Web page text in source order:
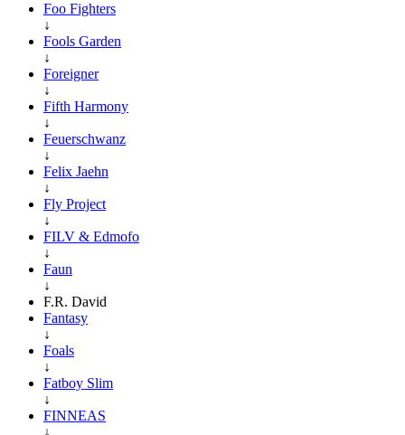
Foo Fighters
↓
Fools Garden
↓
Foreigner
↓
Fifth Harmony
↓
Feuerschwanz
↓
Felix Jaehn
↓
Fly Project
↓
FILV & Edmofo
↓
Faun
↓
F.R. David
Fantasy
↓
Foals
↓
Fatboy Slim
↓
FINNEAS
↓